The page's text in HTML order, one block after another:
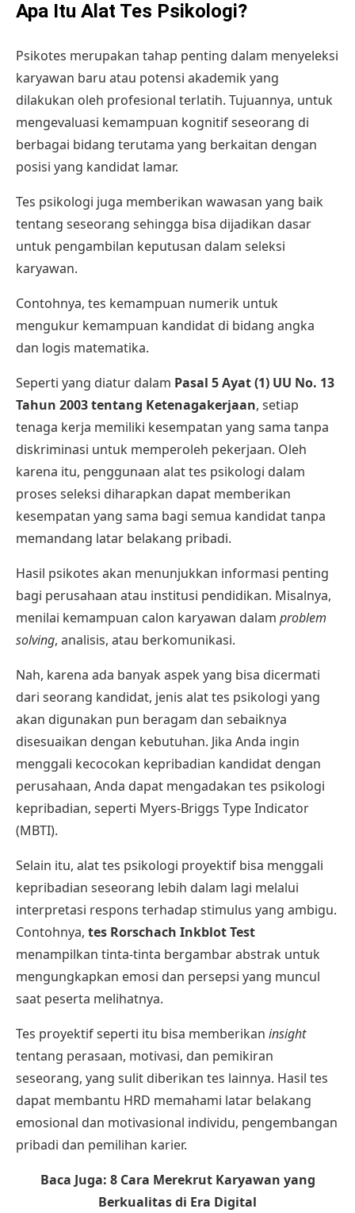
Apa Itu Alat Tes Psikologi?
Psikotes merupakan tahap penting dalam menyeleksi
karyawan baru atau potensi akademik yang
dilakukan oleh profesional terlatih. Tujuannya, untuk
mengevaluasi kemampuan kognitif seseorang di
berbagai bidang terutama yang berkaitan dengan
posisi yang kandidat lamar.
Tes psikologi juga memberikan wawasan yang baik
tentang seseorang sehingga bisa dijadikan dasar
untuk pengambilan keputusan dalam seleksi
karyawan.
Contohnya, tes kemampuan numerik untuk
mengukur kemampuan kandidat di bidang angka
dan logis matematika.
Seperti yang diatur dalam Pasal 5 Ayat (1) UU No. 13
Tahun 2003 tentang Ketenagakerjaan, setiap
tenaga kerja memiliki kesempatan yang sama tanpa
diskriminasi untuk memperoleh pekerjaan. Oleh
karena itu, penggunaan alat tes psikologi dalam
proses seleksi diharapkan dapat memberikan
kesempatan yang sama bagi semua kandidat tanpa
memandang latar belakang pribadi.
Hasil psikotes akan menunjukkan informasi penting
bagi perusahaan atau institusi pendidikan. Misalnya,
menilai kemampuan calon karyawan dalam problem
solving, analisis, atau berkomunikasi.
Nah, karena ada banyak aspek yang bisa dicermati
dari seorang kandidat, jenis alat tes psikologi yang
akan digunakan pun beragam dan sebaiknya
disesuaikan dengan kebutuhan. Jika Anda ingin
menggali kecocokan kepribadian kandidat dengan
perusahaan, Anda dapat mengadakan tes psikologi
kepribadian, seperti Myers-Briggs Type Indicator
(MBTI).
Selain itu, alat tes psikologi proyektif bisa menggali
kepribadian seseorang lebih dalam lagi melalui
interpretasi respons terhadap stimulus yang ambigu.
Contohnya, tes Rorschach Inkblot Test
menampilkan tinta-tinta bergambar abstrak untuk
mengungkapkan emosi dan persepsi yang muncul
saat peserta melihatnya.
Tes proyektif seperti itu bisa memberikan insight
tentang perasaan, motivasi, dan pemikiran
seseorang, yang sulit diberikan tes lainnya. Hasil tes
dapat membantu HRD memahami latar belakang
emosional dan motivasional individu, pengembangan
pribadi dan pemilihan karier.
Baca Juga: 8 Cara Merekrut Karyawan yang
Berkualitas di Era Digital